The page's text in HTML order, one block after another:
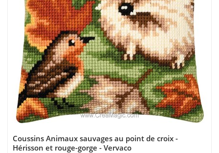
Coussins Animaux sauvages au point de croix -
Hérisson et rouge-gorge - Vervaco